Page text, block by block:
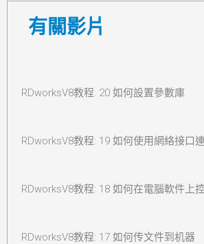
有關影片
RDworksV8教程: 20 如何設置參數庫
RDworksV8教程: 19 如何使用網絡接口
RDworksV8教程: 18 如何在電腦軟件上
RDworksV8教程: 17 如何传文件到机器